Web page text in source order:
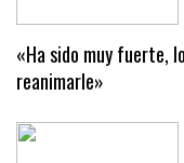
«Ha sido muy fuerte,
reanimarle»